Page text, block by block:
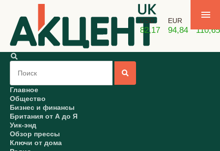
USD
82,17
EUR
94,84 110,65
Главное
Общество
Бизнес и финансы
Британия от А до Я
Уик-энд
Обзор прессы
Ключи от дома